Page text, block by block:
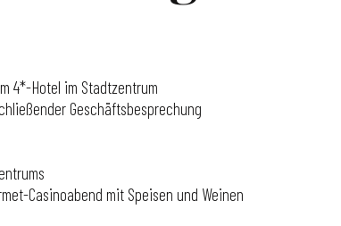
4*-Hotel im Stadtzentrum
Geschäftsbesprechung
Casinoabend mit Speisen und Weinen